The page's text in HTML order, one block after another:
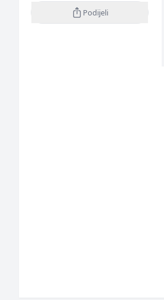
Podijeli